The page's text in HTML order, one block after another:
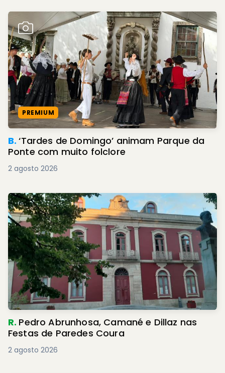
PREMIUM
B.‘Tardes de Domingo’ animam Parque da
Ponte com muito folclore
2 agosto 2026
R. Pedro Abrunhosa, Camané e Dillaz nas
Festas de Paredes Coura
2 agosto 2026